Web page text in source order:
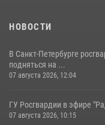
НОВОСТИ
В Санкт-Петербурге
подняться на ...
07 августа 2026, 12:04
ГУ Росгвардии в эфире
07 августа 2026, 10:15